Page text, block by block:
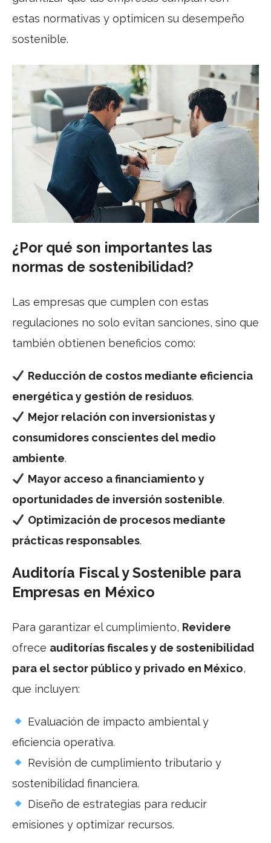
estas normativas y optimicen su desempeño
sostenible.
¿Por qué son importantes las
normas de sostenibilidad?
Las empresas que cumplen con estas
regulaciones no solo evitan sanciones, sino que
también obtienen beneficios como:
Reducción de costos mediante eficiencia
energética y gestión de residuos.
Mejor relación con inversionistas y
consumidores conscientes del medio
ambiente.
Mayor acceso a financiamiento y
oportunidades de inversión sostenible.
Optimización de procesos mediante
prácticas responsables.
Auditoría Fiscal y Sostenible para
Empresas en México
Para garantizar el cumplimiento, Revidere
ofrece auditorías fiscales y de sostenibilidad
para el sector público y privado en México,
que incluyen:
Evaluación de impacto ambiental y
eficiencia operativa.
Revisión de cumplimiento tributario y
sostenibilidad financiera.
Diseño de estrategias para reducir
emisiones y optimizar recursos.